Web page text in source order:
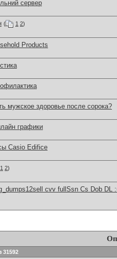
сервер
( 1 2)
Products
мужское здоровье после сорока?
графики
Casio Edifice
1 2)
cvv fullSsn Cs Dob DL
31592